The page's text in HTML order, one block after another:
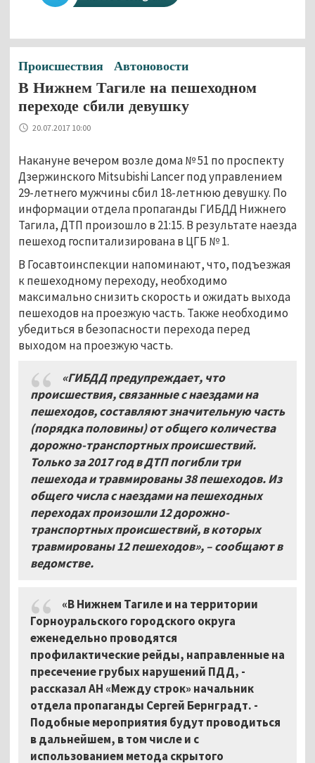
Происшествия Автоновости
В Нижнем Тагиле на пешеходном
переходе сбили девушку
20.07.2017 10:00
Накануне вечером возле дома № 51 по проспекту
Дзержинского Mitsubishi Lancer под управлением
29-летнего мужчины сбил 18-летнюю девушку. По
информации отдела пропаганды ГИБДД Нижнего
Тагила, ДТП произошло в 21:15. В результате наезда
пешеход госпитализирована в ЦГБ № 1.
В Госавтоинспекции напоминают, что, подъезжая
к пешеходному переходу, необходимо
максимально снизить скорость и ожидать выхода
пешеходов на проезжую часть. Также необходимо
убедиться в безопасности перехода перед
выходом на проезжую часть.
«ГИБДД предупреждает, что
происшествия, связанные с наездами на
пешеходов, составляют значительную часть
(порядка половины) от общего количества
дорожно-транспортных происшествий.
Только за 2017 год в ДТП погибли три
пешехода и травмированы 38 пешеходов. Из
общего числа с наездами на пешеходных
переходах произошли 12 дорожно-
транспортных происшествий, в которых
травмированы 12 пешеходов», –сообщают в
ведомстве.
«В Нижнем Тагиле и на территории
Горноуральского городского округа
еженедельно проводятся
профилактические рейды, направленные на
пресечение грубых нарушений ПДД, -
рассказал АН «Между строк» начальник
отдела пропаганды Сергей Бернградт. -
Подобные мероприятия будут проводиться
в дальнейшем, в том числе и с
использованием метода скрытого